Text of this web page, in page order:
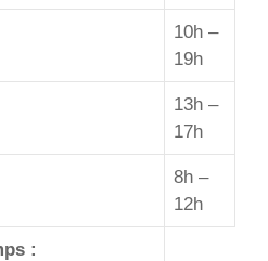
10h –
19h
13h –
17h
8h –
12h
: